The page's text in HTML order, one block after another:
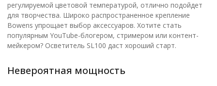
регулируемой цветовой температурой, отлично подойдет
для творчества. Широко распространенное крепление
Bowens упрощает выбор аксессуаров. Хотите стать
популярным YouTube-блогером, стримером или контент-
мейкером? Осветитель SL100 даст хороший старт.
Невероятная мощность